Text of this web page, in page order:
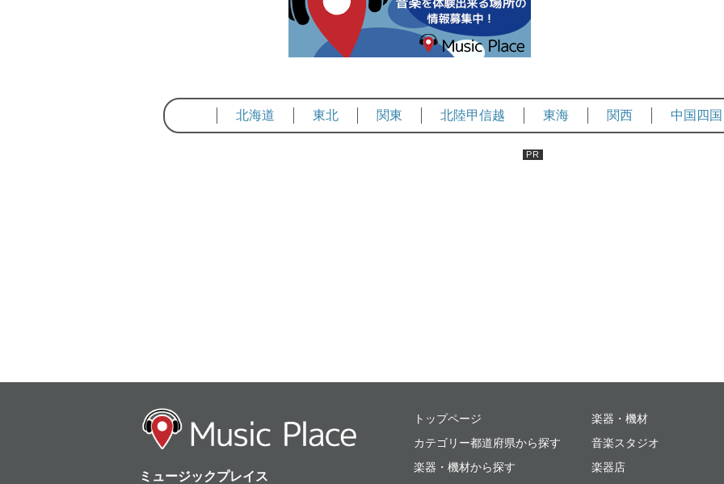
北海道 東北 関東 北陸甲信越 東海 関西 中国四国
ミュージックプレイス
ミュージックプレイス
トップページ
カテゴリー都道府県から探す
楽器・機材から探す
楽器・機材
音楽スタジオ
楽器店